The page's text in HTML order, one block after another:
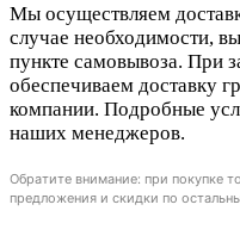
Мы осуществляем
случае необходимости,
пункте самовывоза. При
обеспечиваем доставку
компании. Подробные
наших менеджеров.
Обратите внимание: при покупке
предложения и скидки по